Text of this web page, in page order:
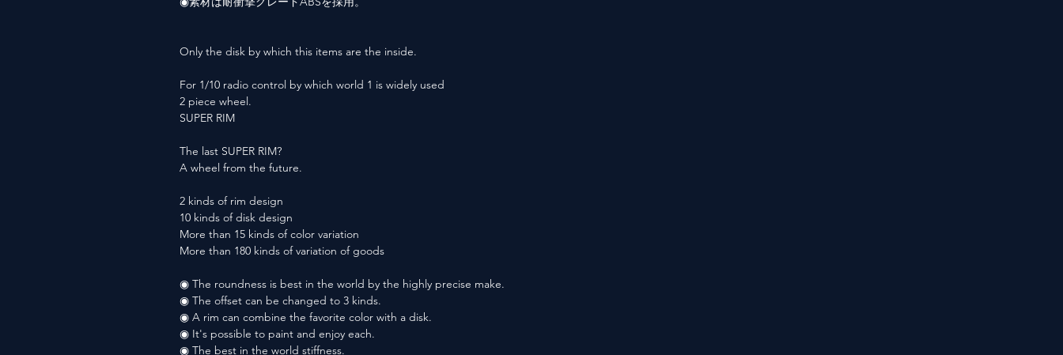
Only the disk by which this items are the inside.
For 1/10 radio control by which world 1 is widely used
2 piece wheel.
SUPER RIM
The last SUPER RIM?
A wheel from the future.
2 kinds of rim design
10 kinds of disk design
More than 15 kinds of color variation
More than 180 kinds of variation of goods
◉ The roundness is best in the world by the highly precise make.
◉ The offset can be changed to 3 kinds.
◉ A rim can combine the favorite color with a disk.
◉ It's possible to paint and enjoy each.
◉ The best in the world stiffness.